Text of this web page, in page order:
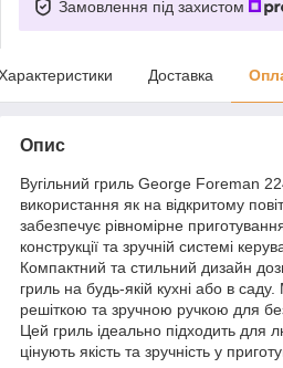
Замовлення під захистом
Доставка
Опис
Вугільний гриль George Foreman
використання як на відкритому
забезпечує рівномірне приготування
конструкції та зручній системі
Компактний та стильний дизайн
гриль на будь-якій кухні або в
решіткою та зручною ручкою для
Цей гриль ідеально підходить для
цінують якість та зручність у